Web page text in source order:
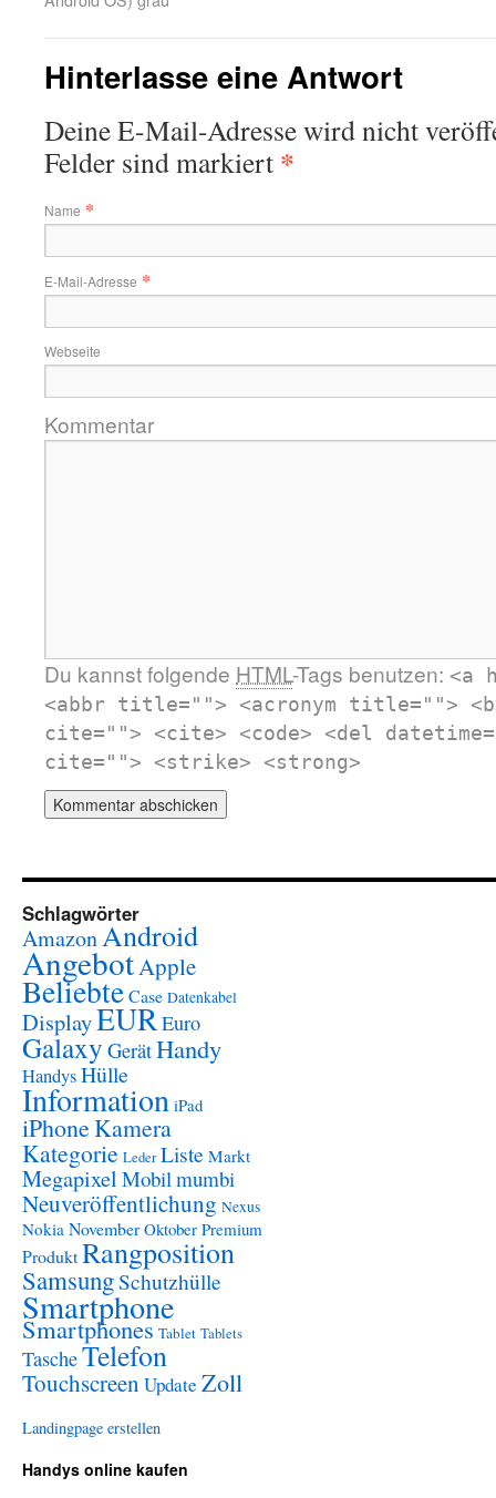
Hinterlasse eine Antwort
Deine E-Mail-Adresse wird nicht
Felder sind markiert *
Name *
E-Mail-Adresse *
Webseite
Kommentar
Du kannst folgende HTML-Tags benutzen: <a
<abbr title=""> <acronym title="">
cite=""> <cite> <code> <del
cite=""> <strike> <strong>
Schlagwörter
AmazonAndroid
AngebotApple
BeliebteCase Datenkabel
DisplayEUREuro
Galaxy GerätHandy
HandysHülle
Information iPad
iPhoneKamera
Kategorie Leder Liste Markt
Megapixel Mobilmumbi
Neuveröffentlichung Nexus
Nokia November Oktober Premium
ProduktRangposition
SamsungSchutzhülle
Smartphone
Smartphones Tablet Tablets
TascheTelefon
Touchscreen Update Zoll
Landingpage erstellen
Handys online kaufen